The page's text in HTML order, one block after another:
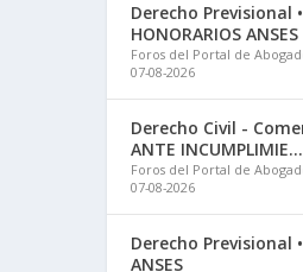
Derecho Previsional
HONORARIOS ANSES
Foros del Portal de
07-08-2026
Derecho Civil -
ANTE INCUMPLIMIE...
Foros del Portal de
07-08-2026
Derecho Previsional
ANSES